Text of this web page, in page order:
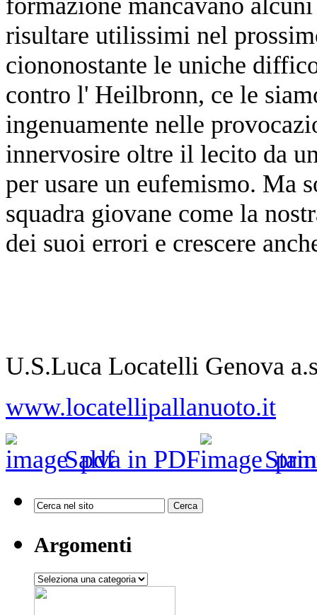
risultare utilissimi nel
ciononostante le uniche
contro l' Heilbronn, ce le
ingenuamente nelle
innervosire oltre il lecito da
per usare un eufemismo. Ma
squadra giovane come la
dei suoi errori e crescere
U.S.Luca Locatelli Genova
www.locatellipallanuoto.it
Salva in PDF
Argomenti
Argomenti